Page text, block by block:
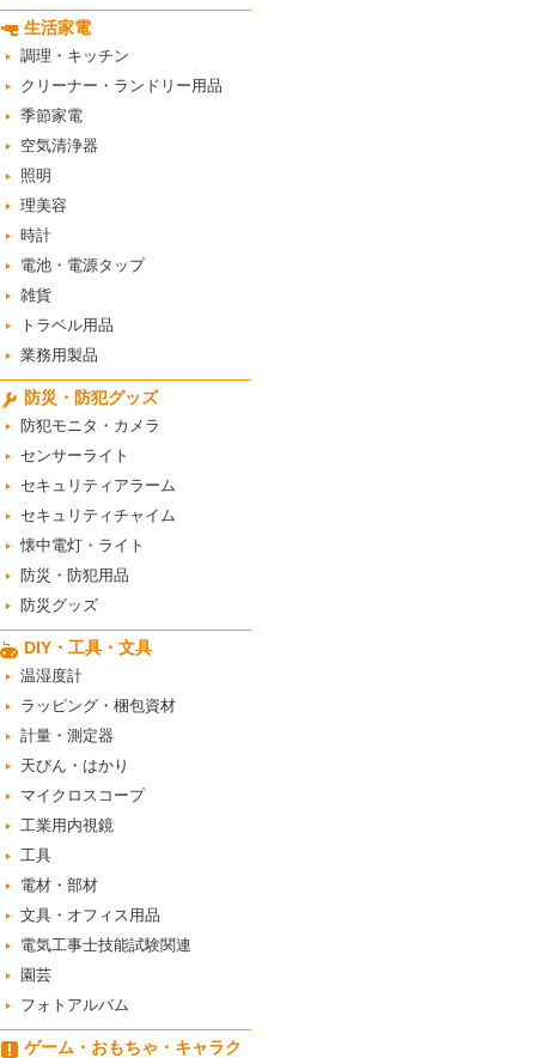
生活家電
調理・キッチン
クリーナー・ランドリー用品
季節家電
空気清浄器
照明
理美容
時計
電池・電源タップ
雑貨
トラベル用品
業務用製品
防災・防犯グッズ
防犯モニタ・カメラ
センサーライト
セキュリティアラーム
セキュリティチャイム
懐中電灯・ライト
防災・防犯用品
防災グッズ
DIY・工具・文具
温湿度計
ラッピング・梱包資材
計量・測定器
天びん・はかり
マイクロスコープ
工業用内視鏡
工具
電材・部材
文具・オフィス用品
電気工事士技能試験関連
園芸
フォトアルバム
ゲーム・おもちゃ・キャラク